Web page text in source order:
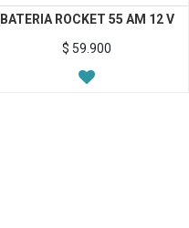
BATERIA ROCKET 55 AM 12 V
$ 59.900